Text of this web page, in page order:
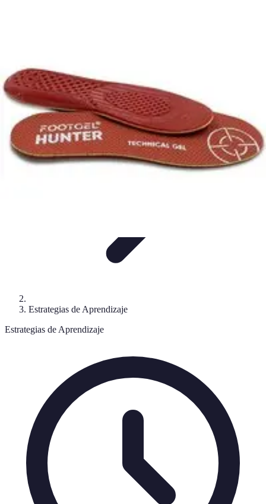
Estrategias de Aprendizaje
Estrategias de Aprendizaje